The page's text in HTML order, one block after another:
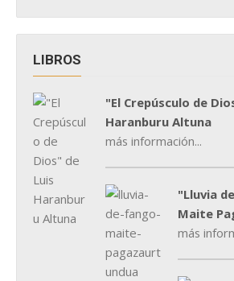
LIBROS
"El Crepúsculo de
Haranburu Altuna
más información...
"Lluvia
Maite
más